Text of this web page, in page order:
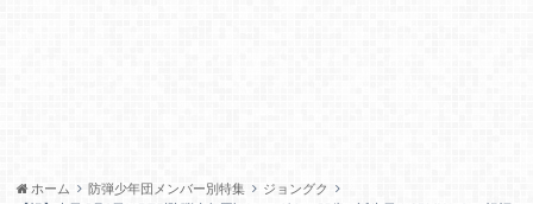
ホーム 防弾少年団メンバー別特集
ジョングク